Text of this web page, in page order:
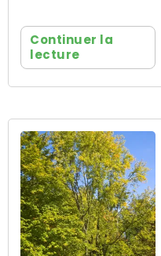
Continuer la
lecture